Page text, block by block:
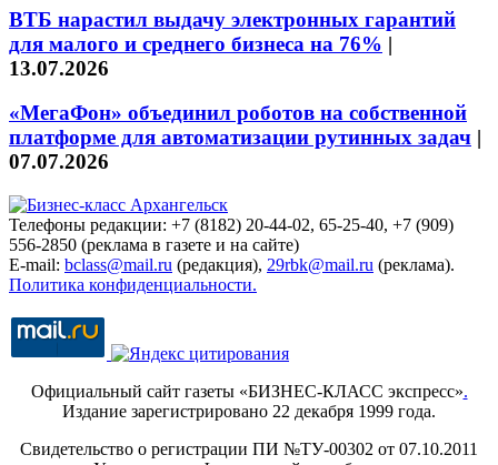
ВТБ нарастил выдачу электронных гарантий
для малого и среднего бизнеса на 76% |
13.07.2026
«МегаФон» объединил роботов на собственной
платформе для автоматизации рутинных задач |
07.07.2026
Телефоны редакции: +7 (8182) 20-44-02, 65-25-40, +7 (909)
556-2850 (реклама в газете и на сайте)
E-mail: bclass@mail.ru (редакция), 29rbk@mail.ru (реклама).
Политика конфиденциальности.
Официальный сайт газеты «БИЗНЕС-КЛАСС экспресс».
Издание зарегистрировано 22 декабря 1999 года.
Свидетельство о регистрации ПИ №ТУ-00302 от 07.10.2011